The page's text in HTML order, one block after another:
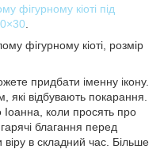
фігурному кіоті під
фігурному кіоті, розмір
придбати іменну ікону.
відбувають покарання.
Іоанна, коли просять про
благання перед
в складний час. Більше